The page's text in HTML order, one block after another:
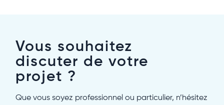
Vous souhaitez
discuter de votre
projet ?
Que vous soyez professionnel ou particulier, n’hésitez